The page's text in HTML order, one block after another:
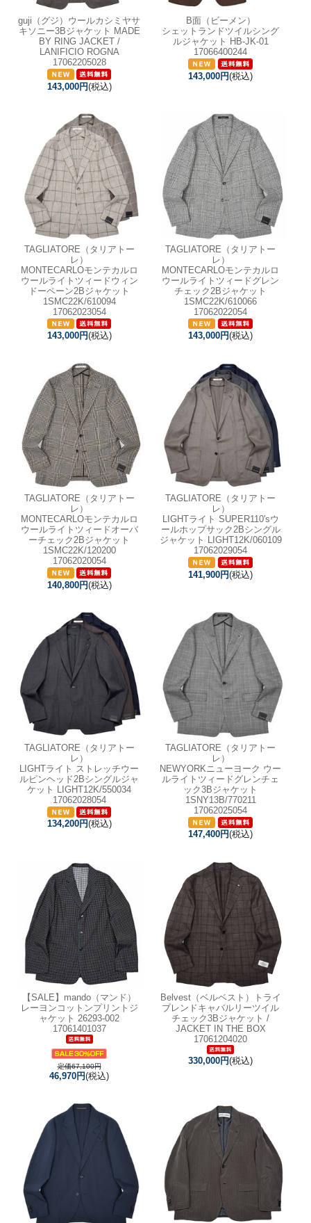
guji（グジ）ウールカシミヤサ
キソニー3Bジャケット MADE
BY RING JACKET /
LANIFICIO ROGNA
17062205028
143,000円(税込)
B面（ビーメン）
シェットランドツイルシング
ルジャケット HB-JK-01
17066400244
143,000円(税込)
TAGLIATORE（タリアトー
レ）
MONTECARLOモンテカルロ
ウールライトツィードウィン
ドーペーン2Bジャケット
1SMC22K/610094
17062023054
143,000円(税込)
TAGLIATORE（タリアトー
レ）
MONTECARLOモンテカルロ
ウールライトツィードグレン
チェック2Bジャケット
1SMC22K/610066
17062022054
143,000円(税込)
TAGLIATORE（タリアトー
レ）
MONTECARLOモンテカルロ
ウールライトツィードオーバ
ーチェック2Bジャケット
1SMC22K/120200
17062020054
140,800円(税込)
TAGLIATORE（タリアトー
レ）
LIGHTライト SUPER110'sウ
ールホップサック2Bシングル
ジャケット LIGHT12K/060109
17062029054
141,900円(税込)
TAGLIATORE（タリアトー
レ）
LIGHTライト ストレッチウー
ルピンヘッド2Bシングルジャ
ケット LIGHT12K/550034
17062028054
134,200円(税込)
TAGLIATORE（タリアトー
レ）
NEWYORKニューヨーク ウー
ルライトツィードグレンチェ
ック3Bジャケット
1SNY13B/770211
17062025054
147,400円(税込)
【SALE】 mando（マンド）
レーヨンコットンプリントジ
ャケット 26293-002
17061401037
定価67,100円
46,970円(税込)
Belvest（ベルベスト）トライ
ブレンドキャバルリーツイル
チェック3Bジャケット /
JACKET IN THE BOX
17061204020
330,000円(税込)